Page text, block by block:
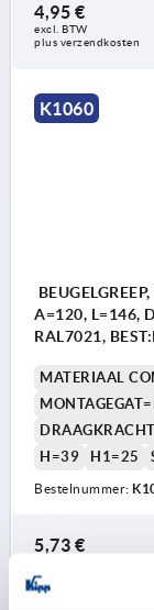
4,95 €
excl. BTW
plus verzendkosten
K1060
A=120, L=146,
RAL7021,
MATERIAAL
H=39
H1=25
Bestelnummer:
5,73 €
plus verzendkosten